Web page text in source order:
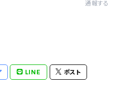
通報する
LINE ポスト